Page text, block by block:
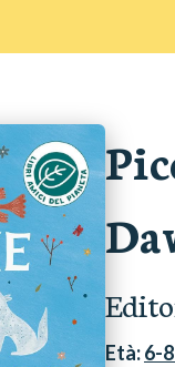
Età:6-8